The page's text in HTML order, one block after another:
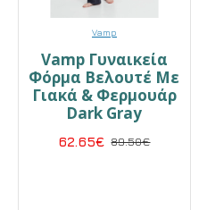
Vamp
Vamp Γυναικεία
Φόρμα Βελουτέ Με
Γιακά & Φερμουάρ
Dark Gray
62.65€ 89.50€